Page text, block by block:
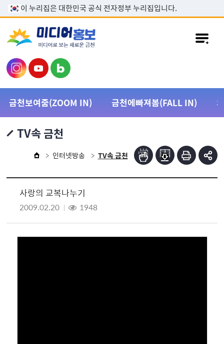
본문 바로가기
이 누리집은 대한민국 공식 전자정부 누리집입니다.
금천보여줌(ZOOM IN) 금천에빠져봄(FALL IN)
TV속 금천
인터넷방송 TV속 금천
사랑의 교복나누기
2009.02.20 1948